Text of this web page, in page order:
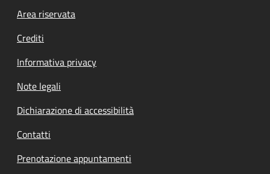
Footer menu
Area riservata
Crediti
Informativa privacy
Note legali
Dichiarazione di accessibilità
Contatti
Prenotazione appuntamenti